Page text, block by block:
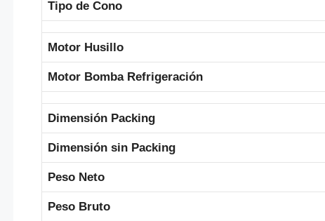
Tipo de Cono
Motor Husillo
Motor Bomba Refrigeración
Dimensión Packing
Dimensión sin Packing
Peso Neto
Peso Bruto